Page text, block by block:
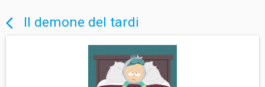
arrow_back_ios Il demone del tardi